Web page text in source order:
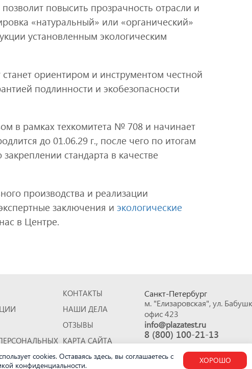
повысить прозрачность отрасли и
«натуральный» или «органический»
установленным экологическим
ориентиром и инструментом честной
подлинности и экобезопасности
в рамках техкомитета № 708 и начинает
до 01.06.29 г., после чего по итогам
стандарта в качестве
производства и реализации
заключения и экологические
в Центре.
КОНТАКТЫ
НАШИ ДЕЛА
ОТЗЫВЫ
КАРТА САЙТА
Санкт-Петербург
м. "Елизаровская", ул.
офис 423
info@plazatest.ru
8 (800) 100-21-13
cookies. Оставаясь здесь, вы соглашаетесь с
конфиденциальности.
ХОРОШО